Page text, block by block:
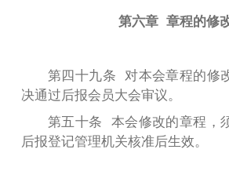
第六章 章程的修
第四十九条 对本会章程的修
决通过后报会员大会审议。
第五十条 本会修改的章程，
后报登记管理机关核准后生效。